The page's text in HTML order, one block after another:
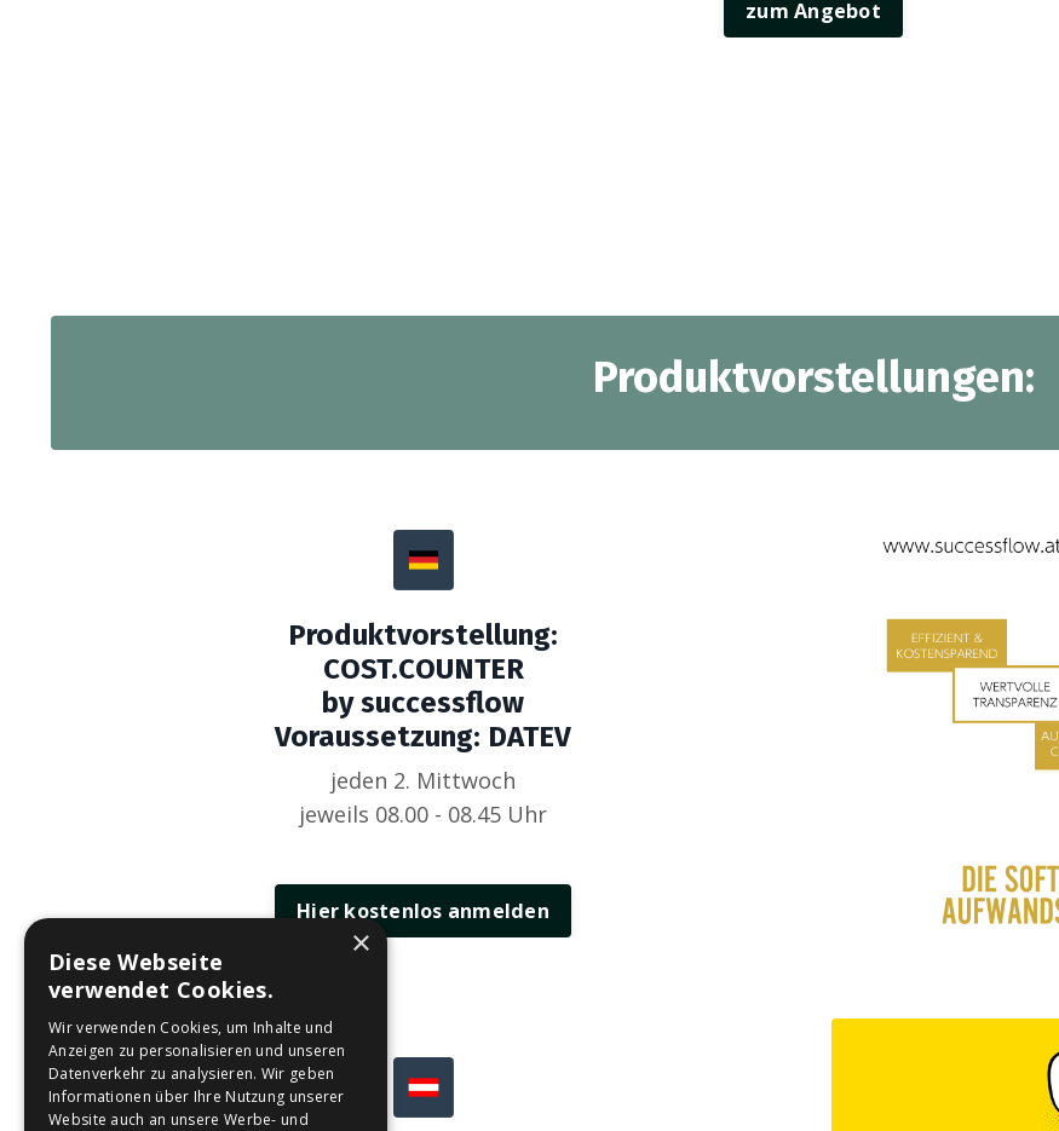
zum Angebot
Produktvorstellungen:
Produktvorstellung:
COST.COUNTER
by successflow
Voraussetzung: DATEV
jeden 2. Mittwoch
jeweils 08.00 - 08.45 Uhr
Hier kostenlos anmelden
×
Diese Webseite
verwendet Cookies.
Wir verwenden Cookies, um Inhalte und
Anzeigen zu personalisieren und unseren
Datenverkehr zu analysieren. Wir geben
Informationen über Ihre Nutzung unserer
Website auch an unsere Werbe- und